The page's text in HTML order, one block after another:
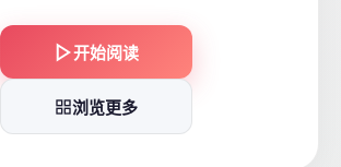
开始阅读
浏览更多